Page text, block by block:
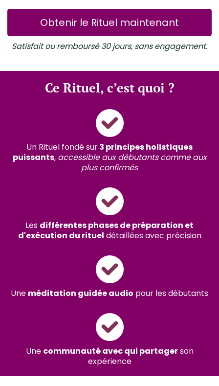
Obtenir le Rituel maintenant
Satisfait ou remboursé 30 jours, sans engagement.
Ce Rituel, c’est quoi ?
Un Rituel fondé sur3 principes holistiques
puissants,accessible aux débutants comme aux
plus confirmés
Les différentes phases de préparation et
d'exécution du rituel détaillées avec précision
Une méditation guidée audio pour les débutants
Une communauté avec qui partagerson
expérience